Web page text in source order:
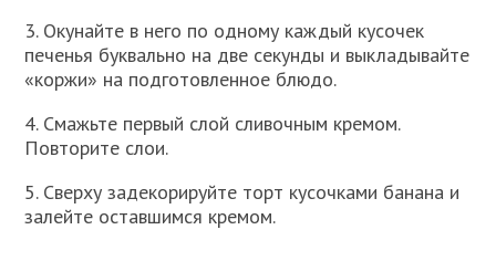
3. Окунайте в него по одному каждый кусочек
печенья буквально на две секунды и выкладывайте
«коржи» на подготовленное блюдо.
4. Смажьте первый слой сливочным кремом.
Повторите слои.
5. Сверху задекорируйте торт кусочками банана и
залейте оставшимся кремом.